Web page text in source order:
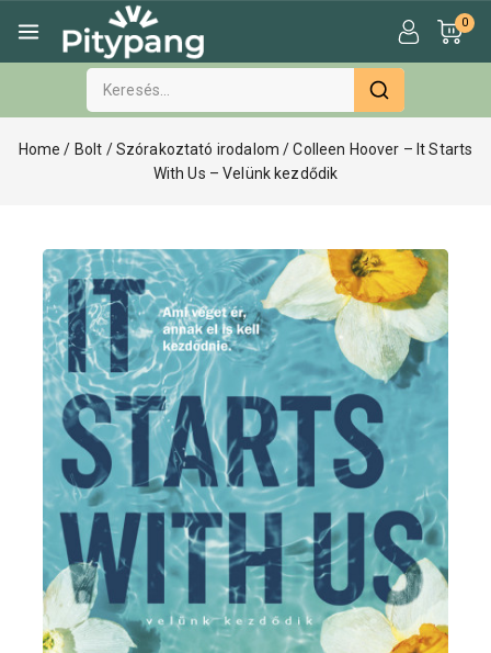
0
Home / Bolt / Szórakoztató irodalom / Colleen Hoover – It Starts
With Us – Velünk kezdődik